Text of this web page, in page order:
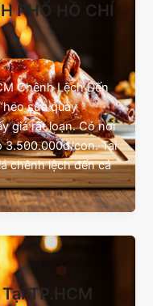
PHỐ HỒ CHÍ
Chênh Lệch Đến
sữa quay
giá rất loạn. Có nơi
3.500.000đ/con. Tại
chênh lệch đến cả
TP.HCM